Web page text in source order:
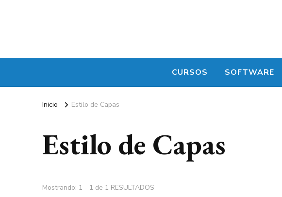
CURSOS SOFTWARE
Inicio Estilo de Capas
Estilo de Capas
Mostrando: 1 - 1 de 1 RESULTADOS